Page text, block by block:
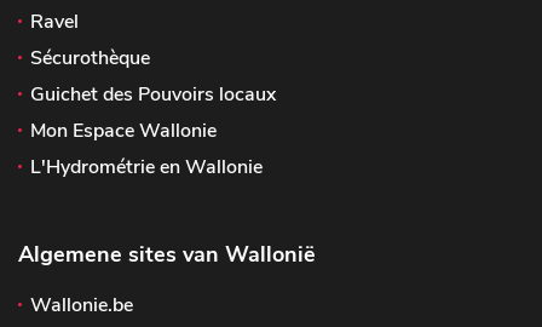
Ravel
Sécurothèque
Guichet des Pouvoirs locaux
Mon Espace Wallonie
L'Hydrométrie en Wallonie
Algemene sites van Wallonië
Wallonie.be